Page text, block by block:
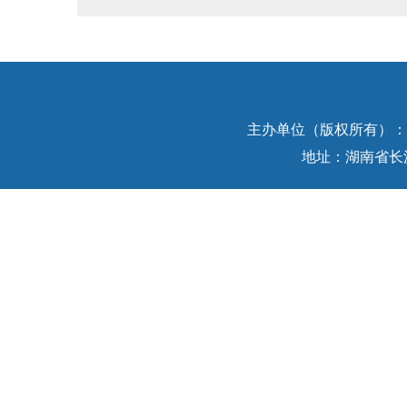
主办单位（版权所有）
地址：湖南省